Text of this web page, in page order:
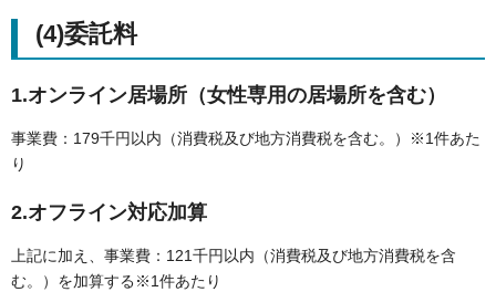
(4)委託料
1.オンライン居場所（女性専用の居場所を含む）
事業費：179千円以内（消費税及び地方消費税を含む。）※1件あた
り
2.オフライン対応加算
上記に加え、事業費：121千円以内（消費税及び地方消費税を含
む。）を加算する※1件あたり